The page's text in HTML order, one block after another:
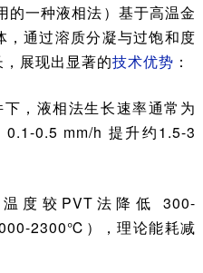
一种液相法）基于高温金
，通过溶质分凝与过饱和度
展现出显著的技术优势 ：
，液相法生长速率通常为
0.5 mm/h 提升约1.5-3
度较PVT法降低 300-
2300℃），理论能耗减